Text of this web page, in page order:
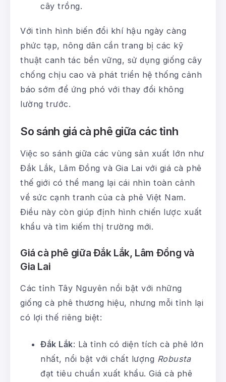
cây trồng.
Với tình hình biến đổi khí hậu ngày càng
phức tạp, nông dân cần trang bị các kỹ
thuật canh tác bền vững, sử dụng giống cây
chống chịu cao và phát triển hệ thống cảnh
báo sớm để ứng phó với thay đổi không
lường trước.
So sánh giá cà phê giữa các tỉnh
Việc so sánh giữa các vùng sản xuất lớn như
Đắk Lắk, Lâm Đồng và Gia Lai với giá cà phê
thế giới có thể mang lại cái nhìn toàn cảnh
về sức cạnh tranh của cà phê Việt Nam.
Điều này còn giúp định hình chiến lược xuất
khẩu và tìm kiếm thị trường mới.
Giá cà phê giữa Đắk Lắk, Lâm Đồng và
Gia Lai
Các tỉnh Tây Nguyên nổi bật với những
giống cà phê thương hiệu, nhưng mỗi tỉnh lại
có lợi thế riêng biệt:
Đắk Lắk: Là tỉnh có diện tích cà phê lớn
nhất, nổi bật với chất lượng Robusta
đạt tiêu chuẩn xuất khẩu. Giá cà phê